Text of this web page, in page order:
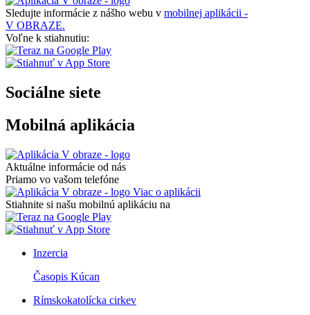
Sledujte informácie z nášho webu v mobilnej aplikácii -
V OBRAZE.
Voľne k stiahnutiu:
Sociálne siete
Mobilná aplikácia
Aktuálne informácie od nás
Priamo vo vašom telefóne
Viac o aplikácii
Stiahnite si našu mobilnú aplikáciu na
Inzercia
Časopis Kúcan
Rímskokatolícka cirkev